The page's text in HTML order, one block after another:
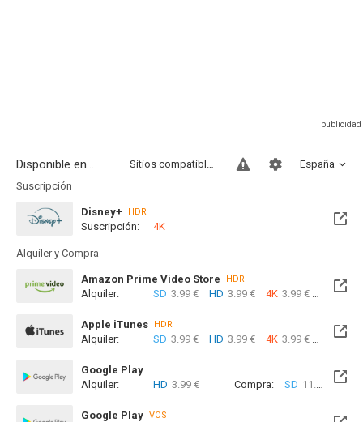
Disponible en... España
Sitios compatibles
Suscripción
Disney+ HDR
Suscripción: 4K
Alquiler y Compra
Amazon Prime Video Store HDR
Alquiler: SD 3.99 € HD 3.99 € 4K 3.99 €
Apple iTunes HDR
Alquiler: SD 3.99 € HD 3.99 € 4K 3.99 €
Google Play
Alquiler:
HD 3.99 € Compra: SD 11.99 € HD
Google Play VOS